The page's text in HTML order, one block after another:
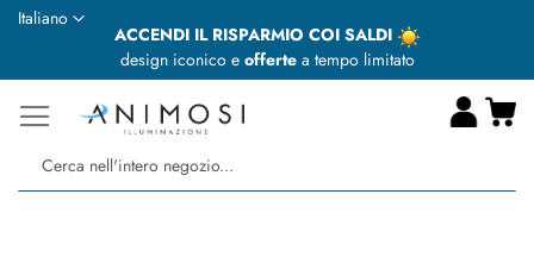
ACCENDI IL RISPARMIO COI SALDI
design iconico e offertea tempo limitato
Lingua
Italiano